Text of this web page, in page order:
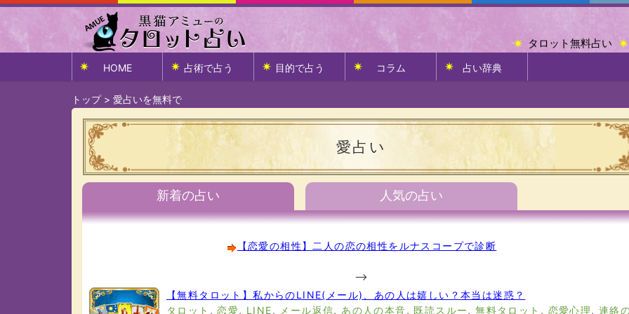
タロット無料占い
HOME 占術で占う 目的で占う コラム 占い辞典
トップ> 愛占いを無料で
愛占い
新着の占い 人気の占い
【恋愛の相性】二人の恋の相性をルナスコープで診断
-->
【無料タロット】私からのLINE(メール)、あの人は嬉しい？本当は迷惑？
タロット ,恋愛, LINE, メール返信, あの人の本音, 既読スルー,無料タロット , 恋愛心理, 連絡